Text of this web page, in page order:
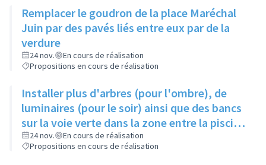
Remplacer le goudron de la place Maréchal
Juin par des pavés liés entre eux par de la
verdure
24 nov.
En cours de réalisation
Propositions en cours de réalisation
Installer plus d'arbres (pour l'ombre), de
luminaires (pour le soir) ainsi que des bancs
sur la voie verte dans la zone entre la piscine
et la rue de l'Industrie
24 nov.
En cours de réalisation
Propositions en cours de réalisation